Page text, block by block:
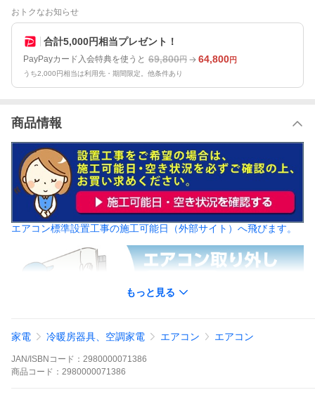
おトクなお知らせ
合計5,000円相当プレゼント！
PayPayカード入会特典を使うと 69,800円 64,800円
うち2,000円相当は利用先・期間限定。他条件あり
商品情報
エアコン標準設置工事の施工可能日（外部サイト）へ飛びます。
【重要】配送・設置について必ずご確認下さい。
もっと見る
家電 冷暖房器具、空調家電 エアコン エアコン
JAN/ISBNコード： 2980000071386
商品 コード： 2980000071386